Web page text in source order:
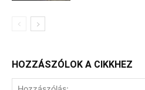
HOZZÁSZÓLOK A CIKKHEZ